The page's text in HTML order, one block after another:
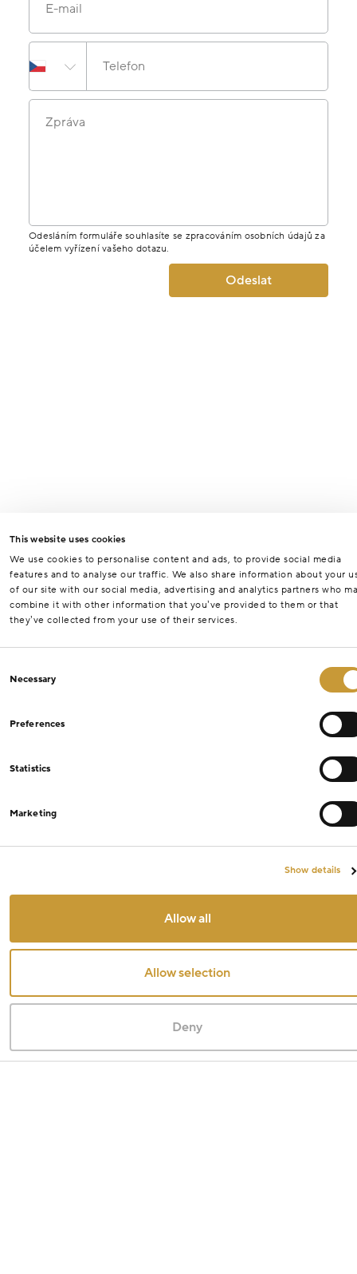
This website uses cookies
We use cookies to personalise content and ads, to provide social media
features and to analyse our traffic. We also share information about your
of our site with our social media, advertising and analytics partners who
combine it with other information that you’ve provided to them or that
they’ve collected from your use of their services.
Selection
Necessary
Preferences
Statistics
Marketing
Show details
Allow all
Allow selection
Deny
E-mail
Telefon
Zpráva
Odesláním formuláře souhlasíte se zpracováním osobních údajů za
účelem vyřízení vašeho dotazu.
Odeslat